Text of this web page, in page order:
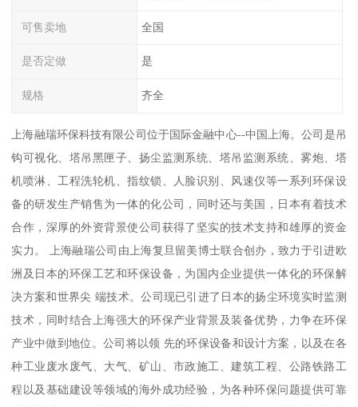
可售卖地 全国
是否定做 是
规格 齐全
上海融瑞环保科技有限公司位于国际金融中心--中国上海。公司是吊
钩可视化、塔吊黑匣子、扬尘监测系统、塔吊监测系统、雾炮、塔
机喷淋、工程洗轮机、指纹锁、人脸识别、风速仪等一系列环保设
备的研发生产销售为一体的化公司，同时还与美国，日本有着技术
合作，深厚的外资背景使公司获得了坚实的技术支持和雄厚的资金
实力。 上海融瑞公司由上海复旦留美博士联合创办，致力于引进欧
洲及日本的环保工艺和环保设备，为国内企业提供一体化的环保解
决方案和世界尖 端技术。公司现已引进了日本的扬尘环境实时监测
技术，同时结合上海强大的环保产业背景及装备优势，力争在环保
产业中做到地位。公司将以领 先的环保设备和设计方案，以及在各
种工业废水废气、大气、矿山、市政施工、建筑工程、公路铁路工
程以及基础建设等领域的海外成功经验，为各种环保问题提供可靠